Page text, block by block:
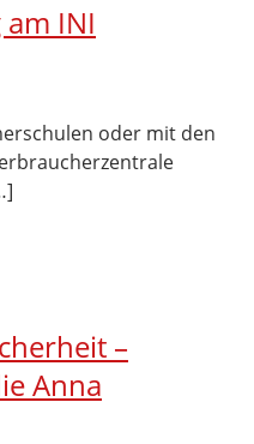
INI
oder mit den
–
Anna